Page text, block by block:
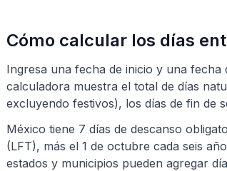
Cómo calcular los días
Ingresa una fecha de inicio y una
calculadora muestra el total de días
excluyendo festivos), los días de fin de
México tiene 7 días de descanso
(LFT), más el 1 de octubre cada seis
estados y municipios pueden agregar